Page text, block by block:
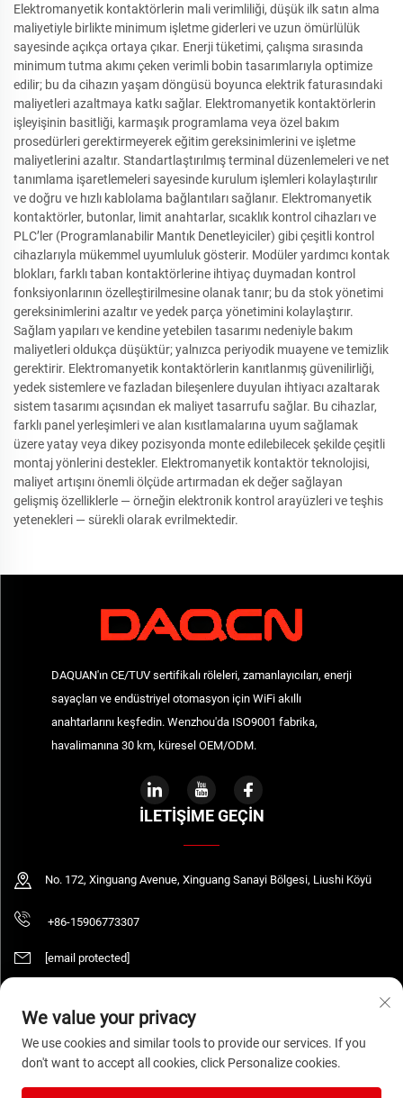
Elektromanyetik kontaktörlerin mali verimliliği, düşük ilk satın alma
maliyetiyle birlikte minimum işletme giderleri ve uzun ömürlülük
sayesinde açıkça ortaya çıkar. Enerji tüketimi, çalışma sırasında
minimum tutma akımı çeken verimli bobin tasarımlarıyla optimize
edilir; bu da cihazın yaşam döngüsü boyunca elektrik faturasındaki
maliyetleri azaltmaya katkı sağlar. Elektromanyetik kontaktörlerin
işleyişinin basitliği, karmaşık programlama veya özel bakım
prosedürleri gerektirmeyerek eğitim gereksinimlerini ve işletme
maliyetlerini azaltır. Standartlaştırılmış terminal düzenlemeleri ve net
tanımlama işaretlemeleri sayesinde kurulum işlemleri kolaylaştırılır
ve doğru ve hızlı kablolama bağlantıları sağlanır. Elektromanyetik
kontaktörler, butonlar, limit anahtarlar, sıcaklık kontrol cihazları ve
PLC’ler (Programlanabilir Mantık Denetleyiciler) gibi çeşitli kontrol
cihazlarıyla mükemmel uyumluluk gösterir. Modüler yardımcı kontak
blokları, farklı taban kontaktörlerine ihtiyaç duymadan kontrol
fonksiyonlarının özelleştirilmesine olanak tanır; bu da stok yönetimi
gereksinimlerini azaltır ve yedek parça yönetimini kolaylaştırır.
Sağlam yapıları ve kendine yetebilen tasarımı nedeniyle bakım
maliyetleri oldukça düşüktür; yalnızca periyodik muayene ve temizlik
gerektirir. Elektromanyetik kontaktörlerin kanıtlanmış güvenilirliği,
yedek sistemlere ve fazladan bileşenlere duyulan ihtiyacı azaltarak
sistem tasarımı açısından ek maliyet tasarrufu sağlar. Bu cihazlar,
farklı panel yerleşimleri ve alan kısıtlamalarına uyum sağlamak
üzere yatay veya dikey pozisyonda monte edilebilecek şekilde çeşitli
montaj yönlerini destekler. Elektromanyetik kontaktör teknolojisi,
maliyet artışını önemli ölçüde artırmadan ek değer sağlayan
gelişmiş özelliklerle — örneğin elektronik kontrol arayüzleri ve teşhis
yetenekleri — sürekli olarak evrilmektedir.
DAQUAN'ın CE/TUV sertifikalı röleleri, zamanlayıcıları, enerji
sayaçları ve endüstriyel otomasyon için WiFi akıllı
anahtarlarını keşfedin. Wenzhou'da ISO9001 fabrika,
havalimanına 30 km, küresel OEM/ODM.
İLETIŞIME GEÇIN
No. 172, Xinguang Avenue, Xinguang Sanayi Bölgesi, Liushi Köyü
+86-15906773307
[email protected]
Telif Hakkı © 2026 WENZHOU DAQUAN ELECTRIC CO.,LTD Tüm hakları saklıdır.
Gizlilik Politikası
We value your privacy
We use cookies and similar tools to provide our services. If you
don't want to accept all cookies, click Personalize cookies.